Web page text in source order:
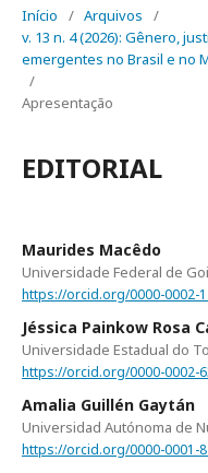
Início / Arquivos
/
v. 13 n. 4 (2026): Gênero,
emergentes no Brasil e no
/
Apresentação
EDITORIAL
Maurides Macêdo
Universidade Federal de
https://orcid.org/0000-0002-
Jéssica Painkow Rosa
Universidade Estadual do
https://orcid.org/0000-0002-
Amalia Guillén Gaytán
Universidad Autónoma de
https://orcid.org/0000-0001-